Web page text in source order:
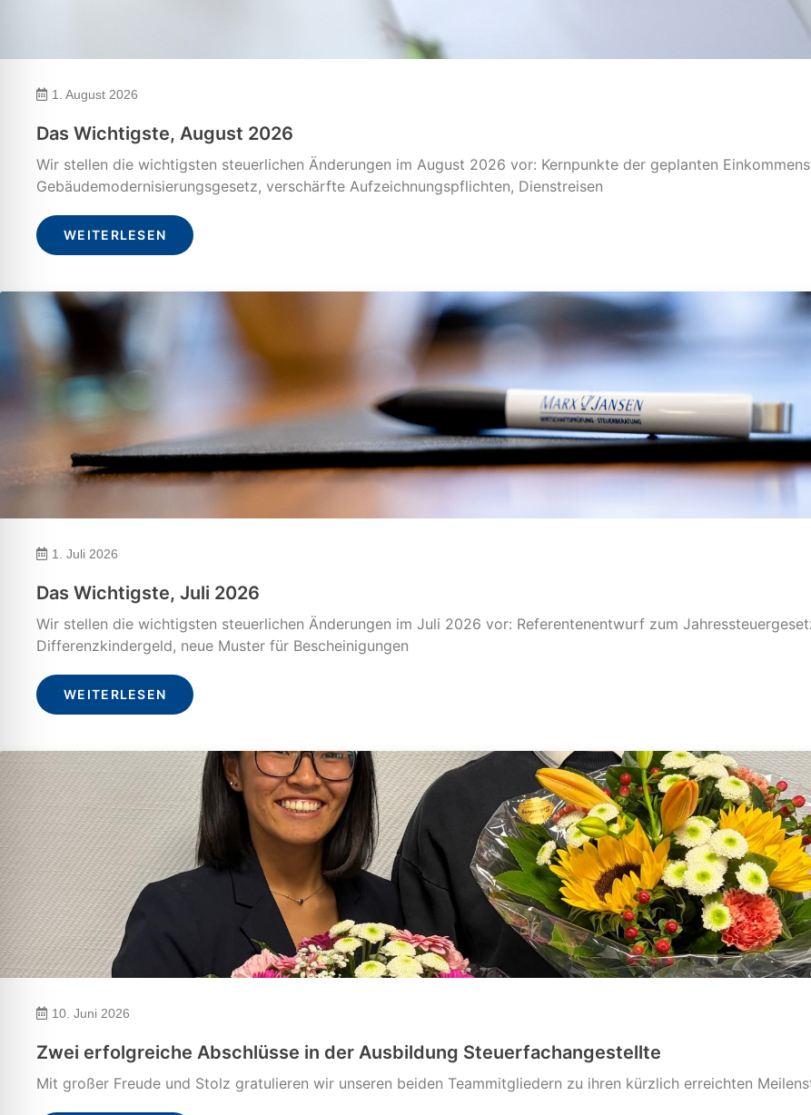
1. August 2026
Das Wichtigste, August 2026
Wir stellen die wichtigsten steuerlichen Änderungen im August 2026 vor: Kernpunkte der geplanten
Gebäudemodernisierungsgesetz, verschärfte Aufzeichnungspflichten, Dienstreisen
WEITERLESEN
1. Juli 2026
Das Wichtigste, Juli 2026
Wir stellen die wichtigsten steuerlichen Änderungen im Juli 2026 vor: Referentenentwurf zum
Differenzkindergeld, neue Muster für Bescheinigungen
WEITERLESEN
10. Juni 2026
Zwei erfolgreiche Abschlüsse in der Ausbildung Steuerfachangestellte
Mit großer Freude und Stolz gratulieren wir unseren beiden Teammitgliedern zu ihren kürzlich erreichten